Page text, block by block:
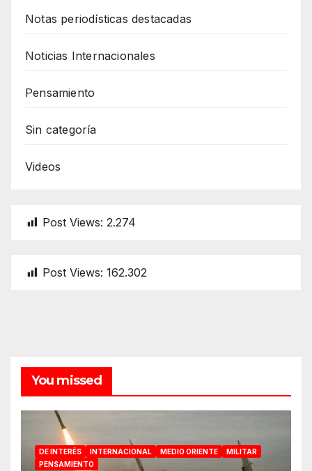
Notas periodísticas destacadas
Noticias Internacionales
Pensamiento
Sin categoría
Videos
Post Views: 2.274
Post Views: 162.302
You missed
DE INTERÉS INTERNACIONAL MEDIO ORIENTE
MILITAR
PENSAMIENTO